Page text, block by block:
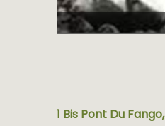
1 Bis Pont Du Fango,